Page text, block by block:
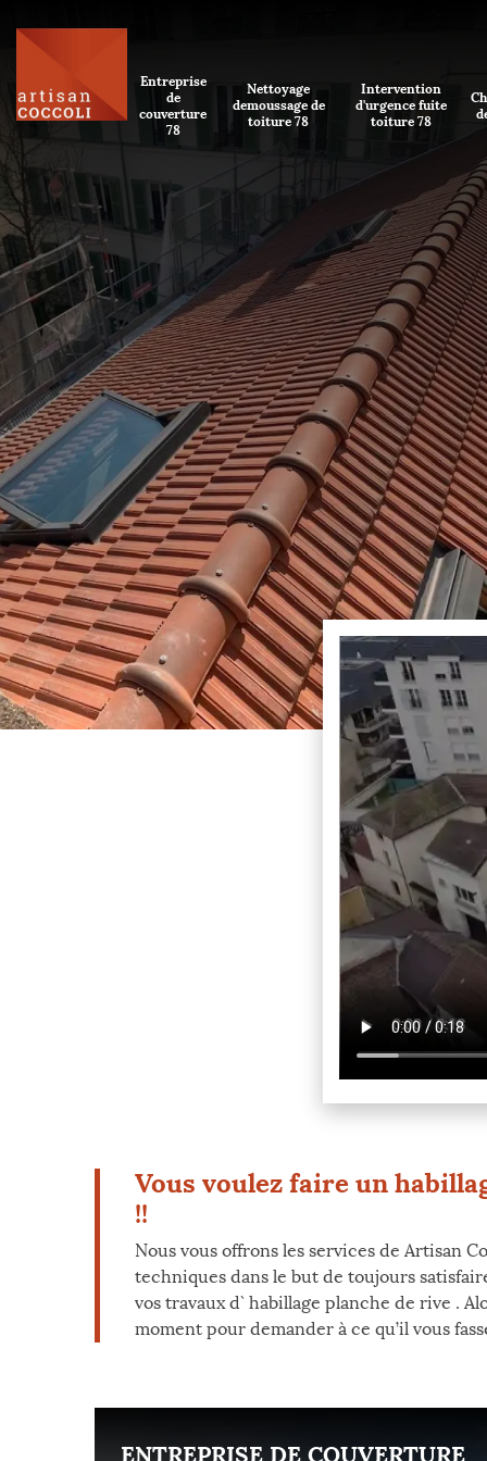
Entreprise
de
couverture
78
Nettoyage
demoussage de
toiture 78
Intervention
d'urgence fuite
toiture 78
Vous voulez faire un
!!
Nous vous offrons les services de Artisan
techniques dans le but de toujours
vos travaux d` habillage planche de rive .
moment pour demander à ce qu’il vous
ENTREPRISE DE COUVERTURE